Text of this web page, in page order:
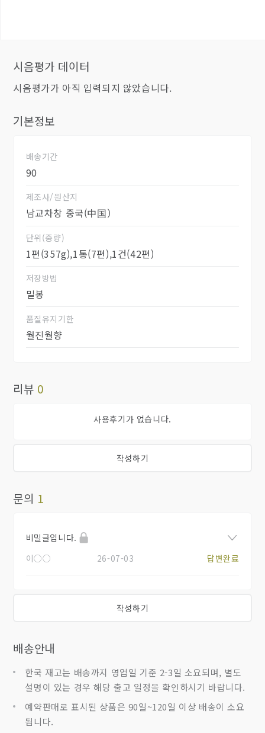
시음평가 데이터
시음평가가 아직 입력되지 않았습니다.
기본정보
배송기간
90
제조사/원산지
남교차창 중국(中国）
단위(중량)
1편(357g),1통(7편),1건(42편)
저장방법
밀봉
품질유지기한
월진월향
리뷰 0
사용후기가 없습니다.
작성하기
문의 1
비밀글입니다.
이○○
26-07-03 답변완료
작성하기
배송안내
한국 재고는 배송까지 영업일 기준 2-3일 소요되며, 별도
설명이 있는 경우 해당 출고 일정을 확인하시기 바랍니다.
예약판매로 표시된 상품은 90일~120일 이상 배송이 소요
됩니다.